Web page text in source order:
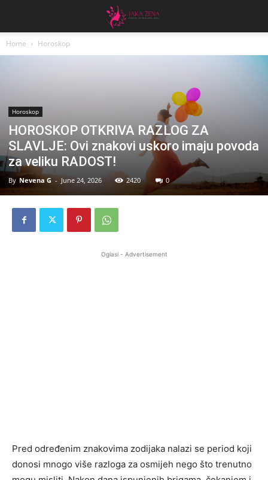
Home Horoskop
Horoskop
HOROSKOP OTKRIVA RAZLOG ZA
SLAVLJE: Ovi znakovi uskoro imaju povoda
za veliku RADOST!
By Nevena G - June 24, 2026 2420 0
Oglasi - Advertisement
Pred određenim znakovima zodijaka nalazi se period koji
donosi mnogo više razloga za osmijeh nego što trenutno